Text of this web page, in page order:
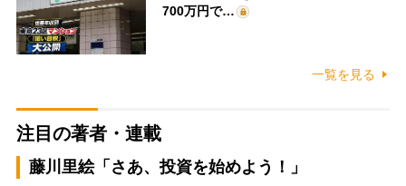
700万円で…
一覧を見る
注目の著者・連載
藤川里絵「さあ、投資を始めよう！」